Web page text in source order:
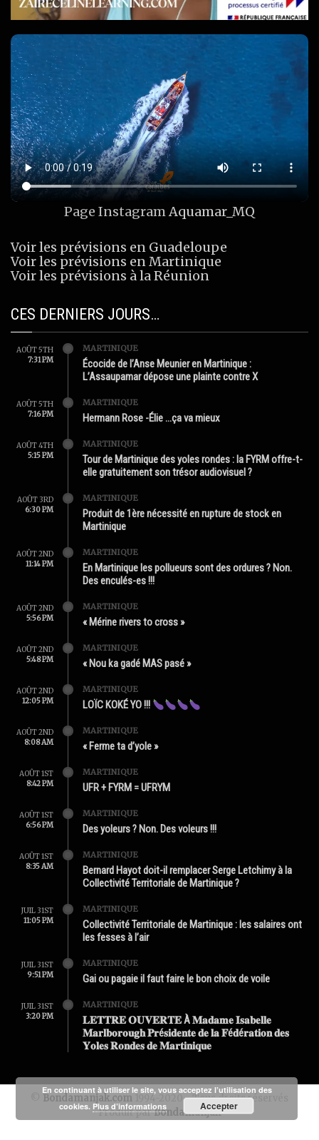
Page InstagramAquamar_MQ
Voir les prévisions en Guadeloupe
Voir les prévisions en Martinique
Voir les prévisions à la Réunion
CES DERNIERS JOURS…
AOÛT 5TH
7:31 PM
MARTINIQUE
Écocide de l’Anse Meunier en Martinique :
L’Assaupamar dépose une plainte contre X
AOÛT 5TH
7:16 PM
MARTINIQUE
Hermann Rose -Élie …ça va mieux
AOÛT 4TH
5:15 PM
MARTINIQUE
Tour de Martinique des yoles rondes : la FYRM offre-t-
elle gratuitement son trésor audiovisuel ?
AOÛT 3RD
6:30 PM
MARTINIQUE
Produit de 1ère nécessité en rupture de stock en
Martinique
AOÛT 2ND
11:14 PM
MARTINIQUE
En Martinique les pollueurs sont des ordures ? Non.
Des enculés-es !!!
AOÛT 2ND
5:56 PM
MARTINIQUE
« Mérine rivers to cross »
AOÛT 2ND
5:48 PM
MARTINIQUE
« Nou ka gadé MAS pasé »
AOÛT 2ND
12:05 PM
MARTINIQUE
LOÏC KOKÉ YO !!!
AOÛT 2ND
8:08 AM
MARTINIQUE
« Ferme ta d’yole »
AOÛT 1ST
8:42 PM
MARTINIQUE
UFR + FYRM = UFRYM
AOÛT 1ST
6:56 PM
MARTINIQUE
Des yoleurs ? Non. Des voleurs !!!
AOÛT 1ST
8:35 AM
MARTINIQUE
Bernard Hayot doit-il remplacer Serge Letchimy à la
Collectivité Territoriale de Martinique ?
JUIL 31ST
11:05 PM
MARTINIQUE
Collectivité Territoriale de Martinique : les salaires ont
les fesses à l’air
JUIL 31ST
9:51 PM
MARTINIQUE
Gai ou pagaie il faut faire le bon choix de voile
JUIL 31ST
3:20 PM
MARTINIQUE
𝐋𝐄𝐓𝐓𝐑𝐄 𝐎𝐔𝐕𝐄𝐑𝐓𝐄 À 𝐌𝐚𝐝𝐚𝐦𝐞 𝐈𝐬𝐚𝐛𝐞𝐥𝐥𝐞
𝐌𝐚𝐫𝐥𝐛𝐨𝐫𝐨𝐮𝐠𝐡 𝐏𝐫é𝐬𝐢𝐝𝐞𝐧𝐭𝐞 𝐝𝐞 𝐥𝐚 𝐅é𝐝é𝐫𝐚𝐭𝐢𝐨𝐧 𝐝𝐞𝐬
𝐘𝐨𝐥𝐞𝐬 𝐑𝐨𝐧𝐝𝐞𝐬 𝐝𝐞 𝐌𝐚𝐫𝐭𝐢𝐧𝐢𝐪𝐮𝐞
Bondamanjak.com 1994-2020 - Tous droits réservés
Produit parBondamanjak
En continuant à utiliser le site, vous acceptez l’utilisation des
cookies. Plus d’informations Accepter